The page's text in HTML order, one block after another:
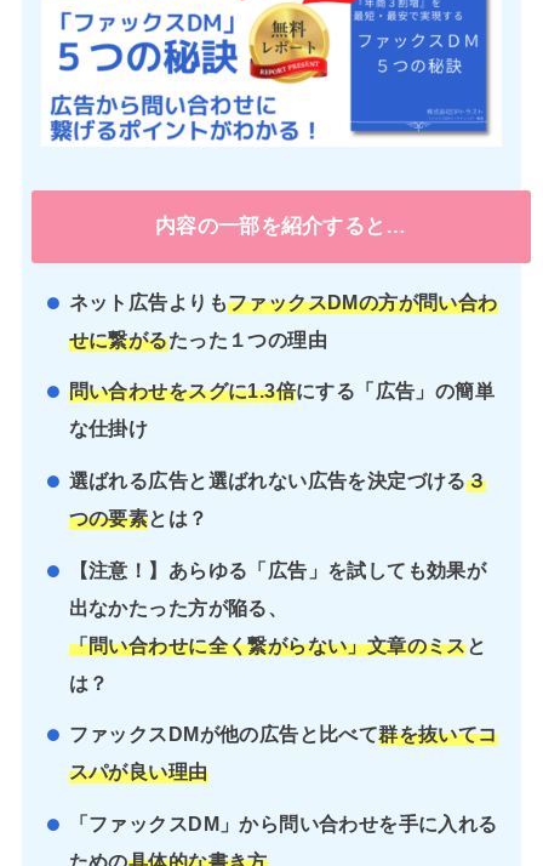
内容の一部を紹介すると…
ネット広告よりもファックスDMの方が問い合わ
せに繋がるたった１つの理由
問い合わせをスグに1.3倍にする「広告」の簡単
な仕掛け
選ばれる広告と選ばれない広告を決定づける３
つの要素とは？
【注意！】あらゆる「広告」を試しても効果が
出なかたった方が陥る、
「問い合わせに全く繋がらない」文章のミスと
は？
ファックスDMが他の広告と比べて群を抜いてコ
スパが良い理由
「ファックスDM」から問い合わせを手に入れる
ための具体的な書き方